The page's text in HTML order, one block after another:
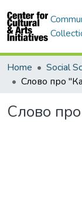
Home Social
Слово